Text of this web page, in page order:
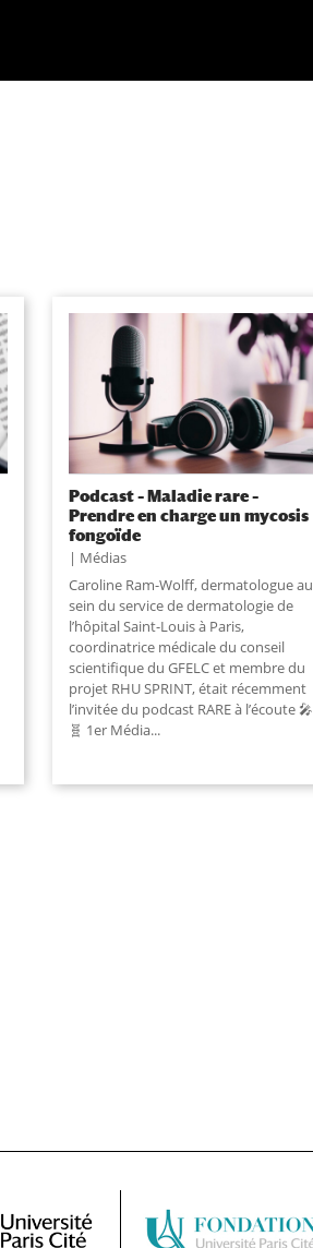
Podcast – Maladie rare –
Prendre en charge un mycosis
fongoïde
Médias
Caroline Ram-Wolff, dermatologue au
sein du service de dermatologie de
l’hôpital Saint-Louis à Paris,
coordinatrice médicale du conseil
scientifique du GFELC et membre du
projet RHU SPRINT, était récemment
l’invitée du podcast RARE à l’écoute 🎤
🧬 1er Média...